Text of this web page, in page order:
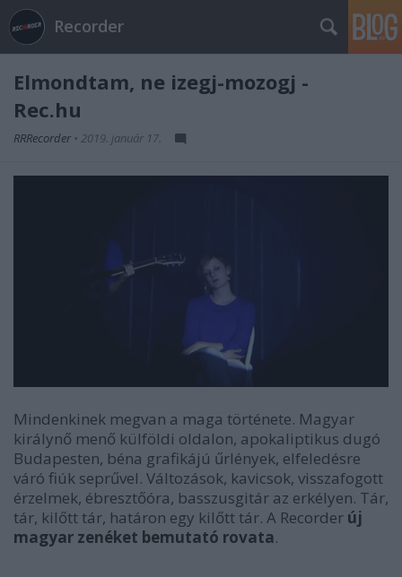
Recorder
Elmondtam, ne izegj-mozogj -
Rec.hu
RRRecorder • 2019. január 17.
Mindenkinek megvan a maga története. Magyar
királynő menő külföldi oldalon, apokaliptikus dugó
Budapesten, béna grafikájú űrlények, elfeledésre
váró fiúk seprűvel. Változások, kavicsok, visszafogott
érzelmek, ébresztőóra, basszusgitár az erkélyen. Tár,
tár, kilőtt tár, határon egy kilőtt tár. A Recorder új
magyar zenéket bemutató rovata.